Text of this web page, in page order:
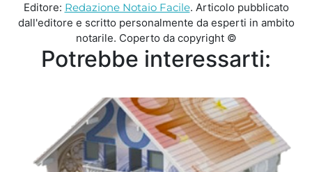
Editore: Redazione Notaio Facile. Articolo pubblicato
dall'editore e scritto personalmente da esperti in ambito
notarile. Coperto da copyright ©
Potrebbe interessarti: